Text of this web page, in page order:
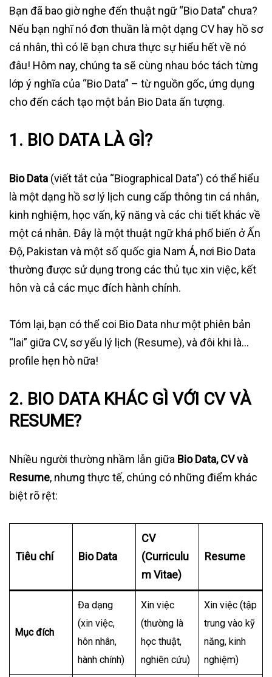
Bạn đã bao giờ nghe đến thuật ngữ “Bio Data” chưa?
Nếu bạn nghĩ nó đơn thuần là một dạng CV hay hồ sơ
cá nhân, thì có lẽ bạn chưa thực sự hiểu hết về nó
đâu! Hôm nay, chúng ta sẽ cùng nhau bóc tách từng
lớp ý nghĩa của “Bio Data” – từ nguồn gốc, ứng dụng
cho đến cách tạo một bản Bio Data ấn tượng.
1. BIO DATA LÀ GÌ?
Bio Data (viết tắt của “Biographical Data”) có thể hiểu
là một dạng hồ sơ lý lịch cung cấp thông tin cá nhân,
kinh nghiệm, học vấn, kỹ năng và các chi tiết khác về
một cá nhân. Đây là một thuật ngữ khá phổ biến ở Ấn
Độ, Pakistan và một số quốc gia Nam Á, nơi Bio Data
thường được sử dụng trong các thủ tục xin việc, kết
hôn và cả các mục đích hành chính.
Tóm lại, bạn có thể coi Bio Data như một phiên bản
“lai” giữa CV, sơ yếu lý lịch (Resume), và đôi khi là…
profile hẹn hò nữa!
2. BIO DATA KHÁC GÌ VỚI CV VÀ
RESUME?
Nhiều người thường nhầm lẫn giữa Bio Data, CV và
Resume, nhưng thực tế, chúng có những điểm khác
biệt rõ rệt:
Tiêu chí Bio Data
CV
(Curriculu
m Vitae)
Resume
Mục đích
Đa dạng
(xin việc,
hôn nhân,
hành chính)
Xin việc
(thường là
học thuật,
nghiên cứu)
Xin việc (tập
trung vào kỹ
năng, kinh
nghiệm)